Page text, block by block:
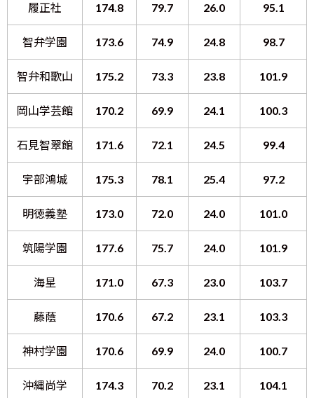
履正社 174.8 79.7 26.0 95.1
智弁学園 173.6 74.9 24.8 98.7
智弁和歌山 175.2 73.3 23.8 101.9
岡山学芸館 170.2 69.9 24.1 100.3
石見智翠館 171.6 72.1 24.5 99.4
宇部鴻城 175.3 78.1 25.4 97.2
明徳義塾 173.0 72.0 24.0 101.0
筑陽学園 177.6 75.7 24.0 101.9
海星 171.0 67.3 23.0 103.7
藤蔭 170.6 67.2 23.1 103.3
神村学園 170.6 69.9 24.0 100.7
沖縄尚学 174.3 70.2 23.1 104.1